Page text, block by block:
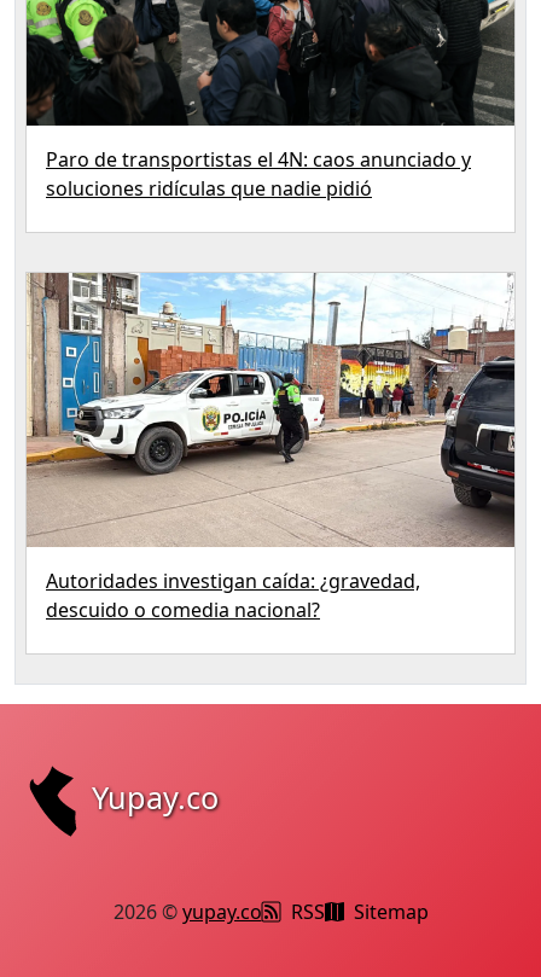
Paro de transportistas el 4N: caos anunciado y
soluciones ridículas que nadie pidió
Autoridades investigan caída: ¿gravedad,
descuido o comedia nacional?
Yupay.co
2026 ©yupay.co RSS Sitemap